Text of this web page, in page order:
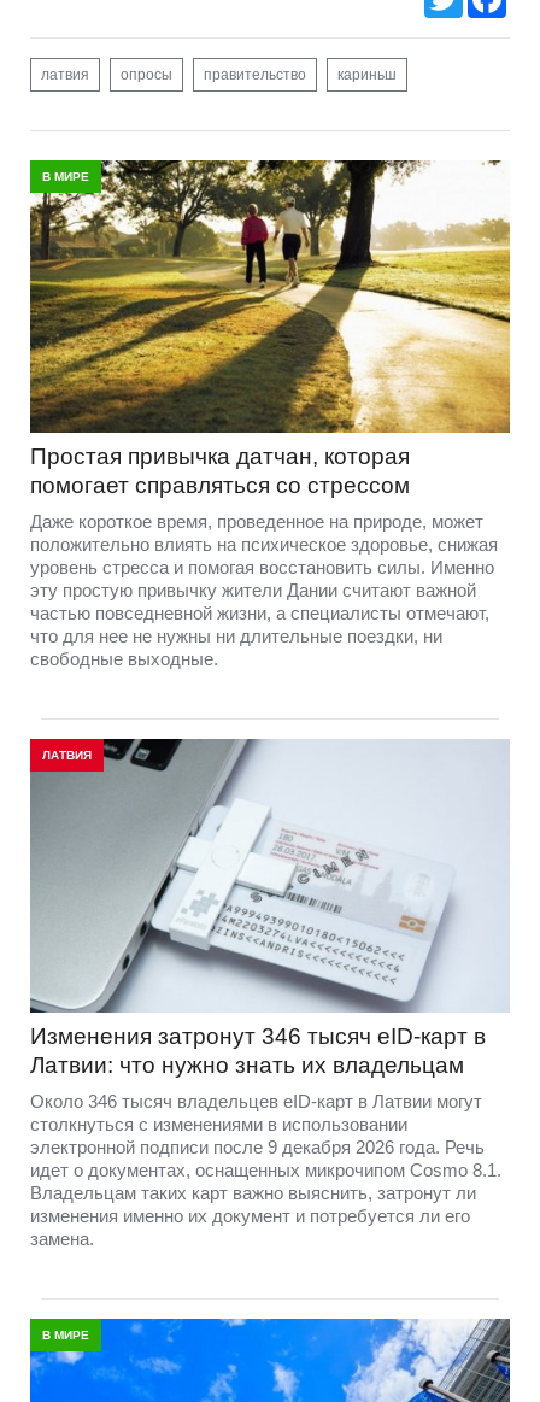
латвия опросы правительство кариньш
В МИРЕ
Простая привычка датчан, которая
помогает справляться со стрессом
Даже короткое время, проведенное на природе, может
положительно влиять на психическое здоровье, снижая
уровень стресса и помогая восстановить силы. Именно
эту простую привычку жители Дании считают важной
частью повседневной жизни, а специалисты отмечают,
что для нее не нужны ни длительные поездки, ни
свободные выходные.
ЛАТВИЯ
Изменения затронут 346 тысяч eID-карт в
Латвии: что нужно знать их владельцам
Около 346 тысяч владельцев eID-карт в Латвии могут
столкнуться с изменениями в использовании
электронной подписи после 9 декабря 2026 года. Речь
идет о документах, оснащенных микрочипом Cosmo 8.1.
Владельцам таких карт важно выяснить, затронут ли
изменения именно их документ и потребуется ли его
замена.
В МИРЕ